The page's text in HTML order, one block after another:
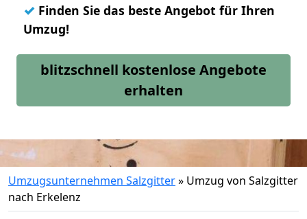
✓ Finden Sie das beste Angebot für Ihren
Umzug!
blitzschnell kostenlose Angebote
erhalten
Umzugsunternehmen Salzgitter» Umzug von Salzgitter
nach Erkelenz